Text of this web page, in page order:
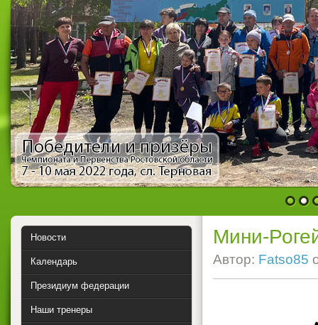
1 2
Мини-
Автор: Fatso85
Новости
Календарь
Президиум федерации
Наши тренеры